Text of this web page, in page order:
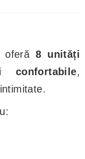
oferă8 unități
,